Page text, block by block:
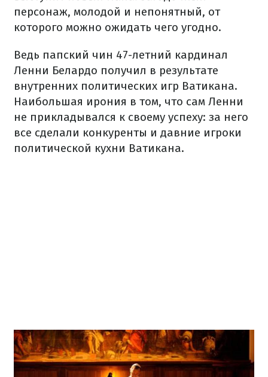
персонаж, молодой и непонятный, от
которого можно ожидать чего угодно.
Ведь папский чин 47-летний кардинал
Ленни Белардо получил в результате
внутренних политических игр Ватикана.
Наибольшая ирония в том, что сам Ленни
не прикладывался к своему успеху: за него
все сделали конкуренты и давние игроки
политической кухни Ватикана.